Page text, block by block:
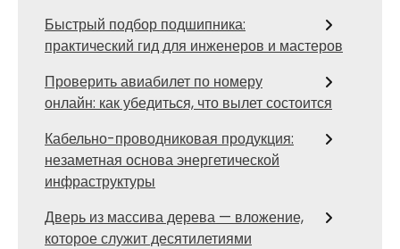
Быстрый подбор подшипника:
практический гид для инженеров и мастеров
Проверить авиабилет по номеру
онлайн: как убедиться, что вылет состоится
Кабельно-проводниковая продукция:
незаметная основа энергетической
инфраструктуры
Дверь из массива дерева — вложение,
которое служит десятилетиями